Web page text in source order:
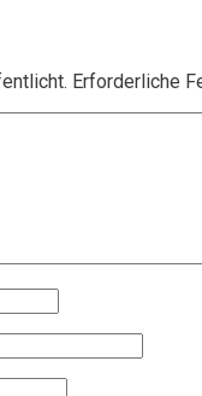
Erforderliche